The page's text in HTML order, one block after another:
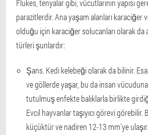
Flukes, tenyalar gibi, vücutlarının yapısı
parazitlerdir. Ana yaşam alanları karaciğer
olduğu için karaciğer solucanları olarak da
türleri şunlardır:
Şans. Kedi kelebeği olarak da bilinir.
ve göllerde yaşar, bu da insan
tutulmuş enfekte balıklarla birlikte
Evcil hayvanlar taşıyıcı görevi görebilir.
küçüktür ve nadiren 12-13 mm'ye